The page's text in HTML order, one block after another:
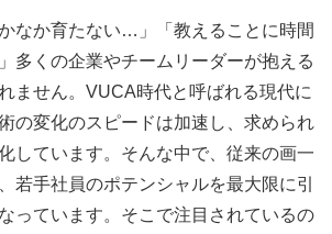
なか育たない…」「教えることに時間
多くの企業やチームリーダーが抱える
ません。VUCA時代と呼ばれる現代に
の変化のスピードは加速し、求められ
しています。そんな中で、従来の画一
若手社員のポテンシャルを最大限に引
っています。そこで注目されているの